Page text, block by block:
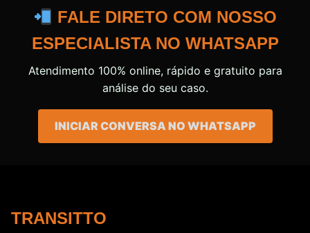
FALE DIRETO COM NOSSO
ESPECIALISTA NO WHATSAPP
Atendimento 100% online, rápido e gratuito para
análise do seu caso.
INICIAR CONVERSA NO WHATSAPP
TRANSITTO